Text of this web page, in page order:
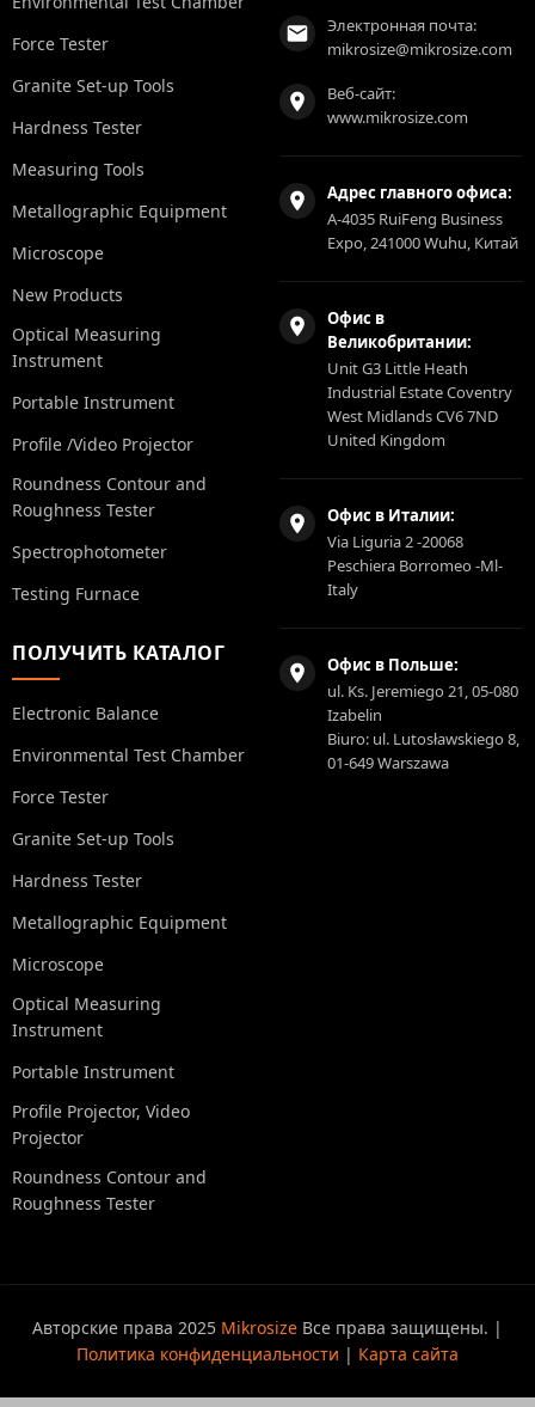
Force Tester
Granite Set-up Tools
Hardness Tester
Measuring Tools
Metallographic Equipment
Microscope
New Products
Optical Measuring
Instrument
Portable Instrument
Profile /Video Projector
Roundness Contour and
Roughness Tester
Spectrophotometer
Testing Furnace
ПОЛУЧИТЬ КАТАЛОГ
Electronic Balance
Environmental Test Chamber
Force Tester
Granite Set-up Tools
Hardness Tester
Metallographic Equipment
Microscope
Optical Measuring
Instrument
Portable Instrument
Profile Projector, Video
Projector
Roundness Contour and
Roughness Tester
Электронная почта:
mikrosize@mikrosize.com
Веб-сайт:
www.mikrosize.com
Адрес главного офиса:
A-4035 RuiFeng Business
Expo, 241000 Wuhu, Китай
Офис в
Великобритании:
Unit G3 Little Heath
Industrial Estate Coventry
West Midlands CV6 7ND
United Kingdom
Офис в Италии:
Via Liguria 2 -20068
Peschiera Borromeo -Ml-
Italy
Офис в Польше:
ul. Ks. Jeremiego 21, 05-080
Izabelin
Biuro: ul. Lutosławskiego 8,
01-649 Warszawa
Авторские права 2025 Mikrosize Все права защищены. |
Политика конфиденциальности | Карта сайта